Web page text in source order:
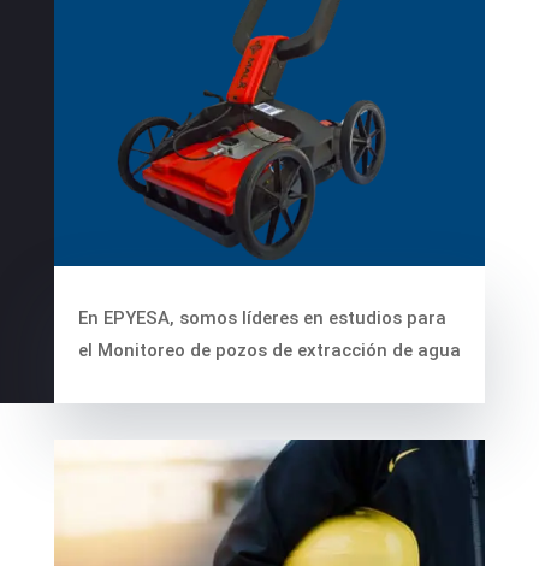
En EPYESA, somos líderes en estudios para
el Monitoreo de pozos de extracción de agua